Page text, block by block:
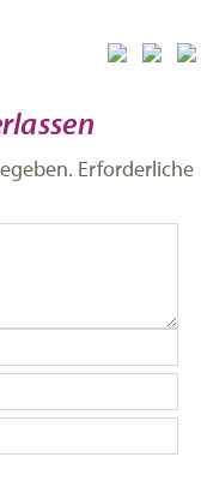
Erforderliche